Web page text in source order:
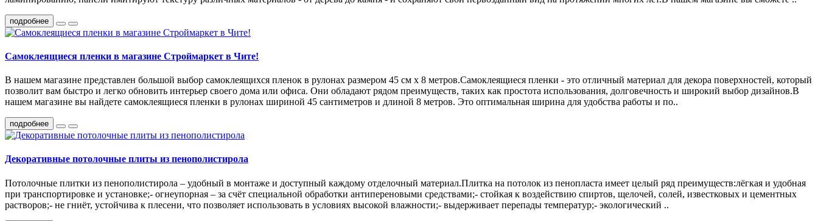
подробнее
Самоклеящиеся пленки в магазине Строймаркет в Чите!
В нашем магазине представлен большой выбор самоклеящихся пленок в рулонах размером 45 см х 8 метров.Самоклеящиеся пленки - это отличный материал для декора поверхностей, который
позволит вам быстро и легко обновить интерьер своего дома или офиса. Они обладают рядом преимуществ, таких как простота использования, долговечность и широкий выбор дизайнов.В
нашем магазине вы найдете самоклеящиеся пленки в рулонах шириной 45 сантиметров и длиной 8 метров. Это оптимальная ширина для удобства работы и по..
подробнее
Декоративные потолочные плиты из пенополистирола
Потолочные плитки из пенополистирола – удобный в монтаже и доступный каждому отделочный материал.Плитка на потолок из пенопласта имеет целый ряд преимуществ:лёгкая и удобная
при транспортировке и установке;- огнеупорная – за счёт специальной обработки антипереновыми средствами;- стойкая к воздействию спиртов, щелочей, солей, известковых и цементных
растворов;- не гниёт, устойчива к плесени, что позволяет использовать в условиях высокой влажности;- выдерживает перепады температур;- экологический ..